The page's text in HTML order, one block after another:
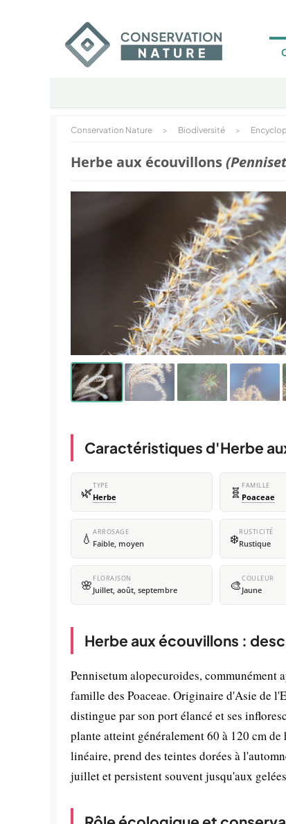
Conservation Nature > Biodiversité >
Herbe aux écouvillons
Caractéristiques d'Herbe
🌿TYPE
Herbe 🧬 FAMILLE
Poaceae
💧 ARROSAGE
Faible, moyen ❄️RUSTICITÉ
Rustique
🌸 FLORAISON
Juillet, août, septembre 🎨COULEUR
Jaune
Herbe aux écouvillons :
Pennisetum alopecuroides, communément
famille des Poaceae. Originaire d'Asie de
distingue par son port élancé et ses
plante atteint généralement 60 à 120 cm
linéaire, prend des teintes dorées à
juillet et persistent souvent jusqu'aux